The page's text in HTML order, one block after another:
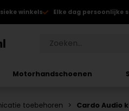
winkels Elke dag persoonlijke
Motorhandschoenen
toebehoren Cardo Audio